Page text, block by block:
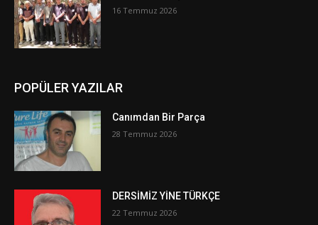
16 Temmuz 2026
POPÜLER YAZILAR
Canımdan Bir Parça
28 Temmuz 2026
DERSİMİZ YİNE TÜRKÇE
22 Temmuz 2026